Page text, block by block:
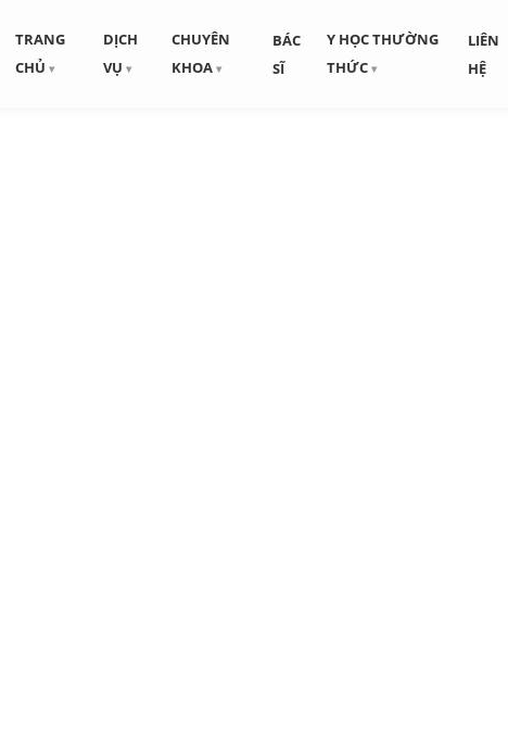
TRANG
CHỦ
DỊCH
VỤ
CHUYÊN
KHOA
BÁC
SĨ
Y HỌC THƯỜNG
THỨC
LIÊN
HỆ